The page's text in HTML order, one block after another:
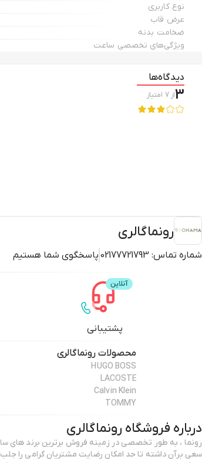
نوع کاربری
عرض قاب
ضخامت بدنه
ویژگی‌های تخصصی ساعت
دیدگاه‌ها
3از7 امتیاز
رونماگالری
شماره تماس: 02177721793 پاسخگوی شما هستیم
پشتیبانی
محصولات رونماگالری
HUGO BOSS
LACOSTE
Calvin Klein
TOMMY
درباره فروشگاه رونماگالری
رونما ، به طور تخصصی در زمینه فروش برترین برند های
سعی برآن داشته تا حد امکان رضایت مشتریان